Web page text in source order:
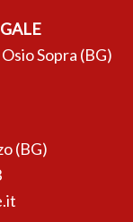
Sopra (BG)
(BG)